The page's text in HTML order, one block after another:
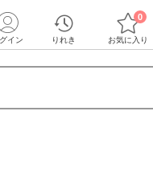
イン りれき お気に入り
0